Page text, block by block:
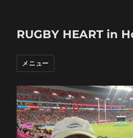
RUGBY HEART in
メニュー